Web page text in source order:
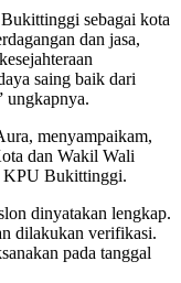
sebagai kota
dan jasa,
saing baik dari
ungkapnya.
menyampaikam,
dan Wakil Wali
KPU Bukittinggi.
dinyatakan lengkap.
dilakukan verifikasi.
pada tanggal